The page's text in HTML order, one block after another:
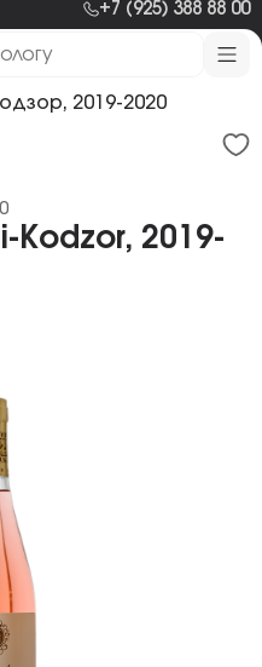
+7 (925) 388 88 00
2019-2020
Kodzor, 2019-